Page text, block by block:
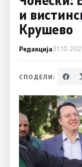
и
Крушево
Редакција
СПОДЕЛИ: